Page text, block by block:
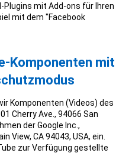
mit Add-ons für Ihren
mit dem "Facebook
Komponenten mit
Komponenten (Videos) des
Cherry Ave., 94066 San
der Google Inc.,
View, CA 94043, USA, ein.
zur Verfügung gestellte